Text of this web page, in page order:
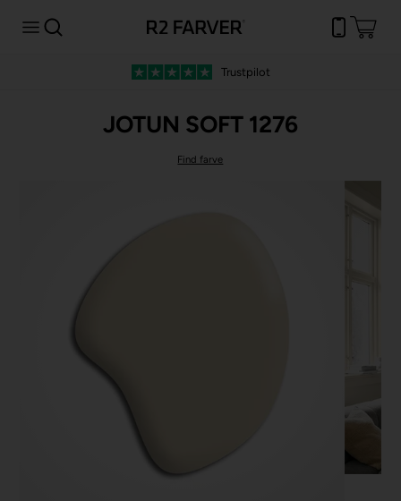
Trustpilot
JOTUN SOFT 1276
Find farve